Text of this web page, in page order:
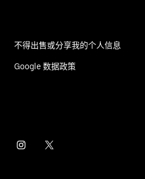
不得出售或分享我的个人信息
Google 数据政策